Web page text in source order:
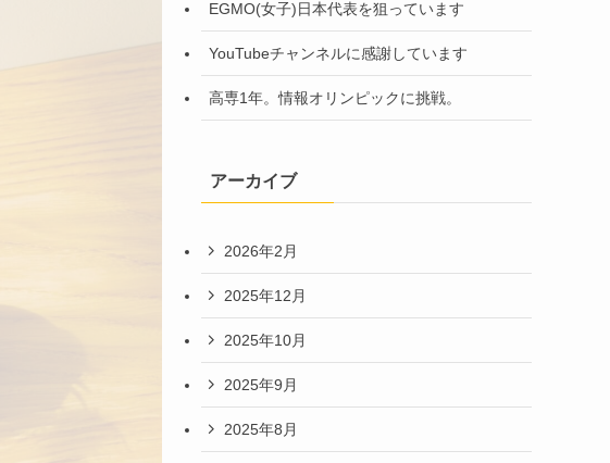
EGMO(女子)日本代表を狙っています
YouTubeチャンネルに感謝しています
高専1年。情報オリンピックに挑戦。
アーカイブ
2026年2月
2025年12月
2025年10月
2025年9月
2025年8月